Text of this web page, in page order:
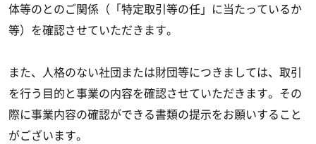
体等のとのご関係（「特定取引等の任」に当たっているか
等）を確認させていただきます。
また、人格のない社団または財団等につきましては、取引
を行う目的と事業の内容を確認させていただきます。その
際に事業内容の確認ができる書類の提示をお願いすること
がございます。